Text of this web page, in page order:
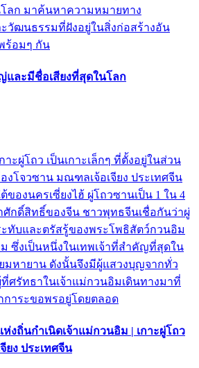
ลก มาค้นหาความหมายทาง
วัฒนธรรมที่ฝังอยู่ในสิ่งก่อสร้างอัน
ร้อมๆ กัน
และมีชื่อเสียงที่สุดในโลก
าะผู่โถว เป็นเกาะเล็กๆ ที่ตั้งอยู่ในส่วน
งโจวซาน มณฑลเจ้อเจียง ประเทศจีน
ของนครเซี่ยงไฮ้ ผู่โถวซานเป็น 1 ใน 4
กดิ์สิทธิ์ของจีน ชาวพุทธจีนเชื่อกันว่าผู่
ทับและตรัสรู้ของพระโพธิสัตว์กวนอิม
ซึ่งเป็นหนึ่งในเทพเจ้าที่สำคัญที่สุดใน
หายาน ดังนั้นจึงมีผู้แสวงบุญจากทั่ว
ศรัทธาในเจ้าแม่กวนอิมเดินทางมาที่
การะขอพรอยู่โดยตลอด
งถิ่นกำเนิดเจ้าแม่กวนอิม | เกาะผู่โถว
ยง ประเทศจีน